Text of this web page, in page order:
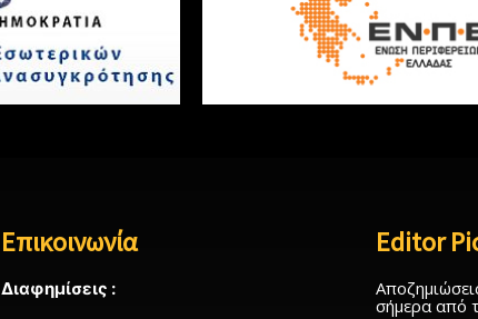
Επικοινωνία
Διαφημίσεις :
Editor
σήμερα από